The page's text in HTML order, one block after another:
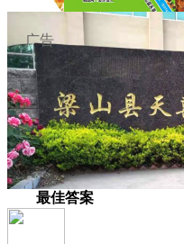
广告
最佳答案